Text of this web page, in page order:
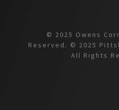
© 2025 Owens
Reserved. © 2025
All Rights